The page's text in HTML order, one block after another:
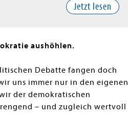
Jetzt lesen
aushöhlen.
Debatte fangen doch
uns immer nur in den eigenen
der demokratischen
– und zugleich wertvoll